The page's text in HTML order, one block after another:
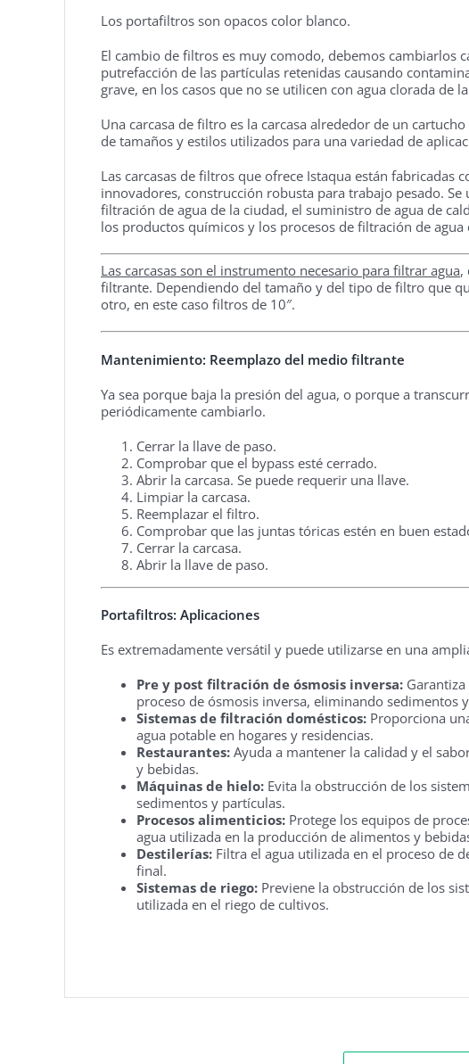
Los portafiltros son opacos color blanco.
El cambio de filtros es muy comodo, debemos cambiarlos
putrefacción de las partículas retenidas causando
grave, en los casos que no se utilicen con agua clorada de
Una carcasa de filtro es la carcasa alrededor de un
de tamaños y estilos utilizados para una variedad de
Las carcasas de filtros que ofrece Istaqua están fabricadas
innovadores, construcción robusta para trabajo pesado.
filtración de agua de la ciudad, el suministro de agua de
los productos químicos y los procesos de filtración de agua
Las carcasas son el instrumento necesario para filtrar agua,
filtrante. Dependiendo del tamaño y del tipo de filtro que
otro, en este caso filtros de 10″.
Mantenimiento: Reemplazo del medio filtrante
Ya sea porque baja la presión del agua, o porque a
periódicamente cambiarlo.
Cerrar la llave de paso.
Comprobar que el bypass esté cerrado.
Abrir la carcasa. Se puede requerir una llave.
Limpiar la carcasa.
Reemplazar el filtro.
Comprobar que las juntas tóricas estén en buen
Cerrar la carcasa.
Abrir la llave de paso.
Portafiltros: Aplicaciones
Es extremadamente versátil y puede utilizarse en una
Pre y post filtración de ósmosis inversa:
proceso de ósmosis inversa, eliminando sedimentos
Sistemas de filtración domésticos: Proporciona
agua potable en hogares y residencias.
Restaurantes: Ayuda a mantener la calidad y el
y bebidas.
Máquinas de hielo: Evita la obstrucción de los
sedimentos y partículas.
Procesos alimenticios: Protege los equipos de
agua utilizada en la producción de alimentos y
Destilerías: Filtra el agua utilizada en el proceso de
final.
Sistemas de riego: Previene la obstrucción de los
utilizada en el riego de cultivos.